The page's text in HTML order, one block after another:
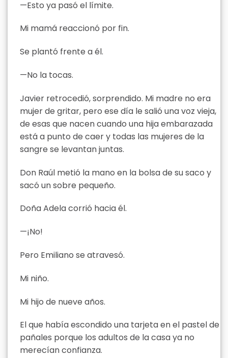
—Esto ya pasó el límite.
Mi mamá reaccionó por fin.
Se plantó frente a él.
—No la tocas.
Javier retrocedió, sorprendido. Mi madre no era
mujer de gritar, pero ese día le salió una voz vieja,
de esas que nacen cuando una hija embarazada
está a punto de caer y todas las mujeres de la
sangre se levantan juntas.
Don Raúl metió la mano en la bolsa de su saco y
sacó un sobre pequeño.
Doña Adela corrió hacia él.
—¡No!
Pero Emiliano se atravesó.
Mi niño.
Mi hijo de nueve años.
El que había escondido una tarjeta en el pastel de
pañales porque los adultos de la casa ya no
merecían confianza.